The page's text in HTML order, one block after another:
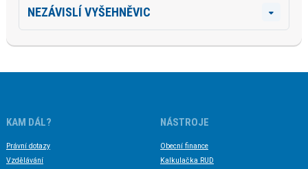
NEZÁVISLÍ VYŠEHNĚVIC
KAM DÁL?
Právní dotazy
Vzdělávání
NÁSTROJE
Obecní finance
Kalkulačka RUD